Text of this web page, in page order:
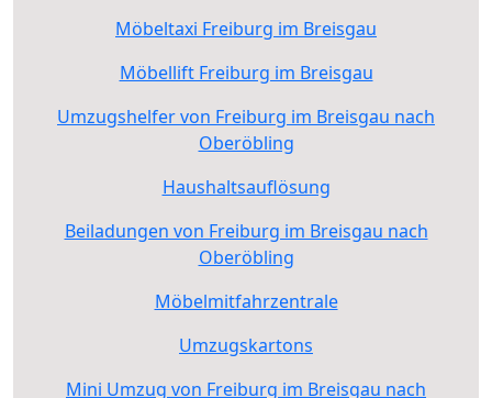
Möbeltaxi Freiburg im Breisgau
Möbellift Freiburg im Breisgau
Umzugshelfer von Freiburg im Breisgau nach
Oberöbling
Haushaltsauflösung
Beiladungen von Freiburg im Breisgau nach
Oberöbling
Möbelmitfahrzentrale
Umzugskartons
Mini Umzug von Freiburg im Breisgau nach